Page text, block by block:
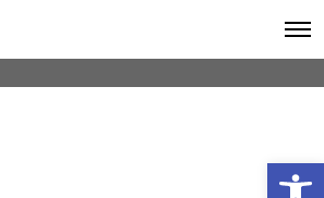
Abrir barra de herramientas